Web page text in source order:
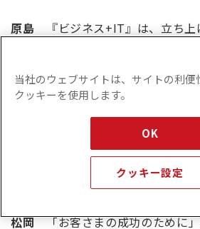
原島 『ビジネス+IT』は、立ち上
スの改善と進化を重ねてきました。
これからも、「広告主のゴールを
して捉える」姿勢を大切にしなが
として、お客さまの成功を支えて
松岡「お客さまの成功のために」
当社のウェブサイトは、サイトの利便
クッキーを使用します。
OK
クッキー設定